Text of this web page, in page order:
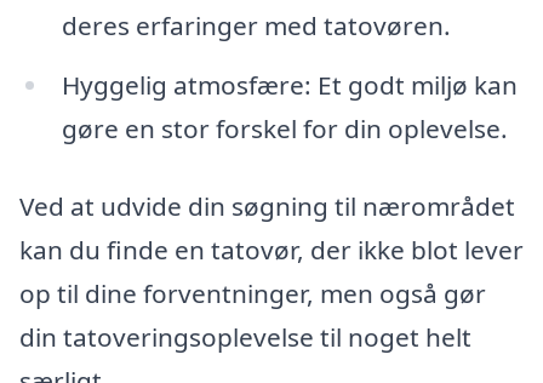
deres erfaringer med tatovøren.
Hyggelig atmosfære: Et godt miljø kan
gøre en stor forskel for din oplevelse.
Ved at udvide din søgning til nærområdet
kan du finde en tatovør, der ikke blot lever
op til dine forventninger, men også gør
din tatoveringsoplevelse til noget helt